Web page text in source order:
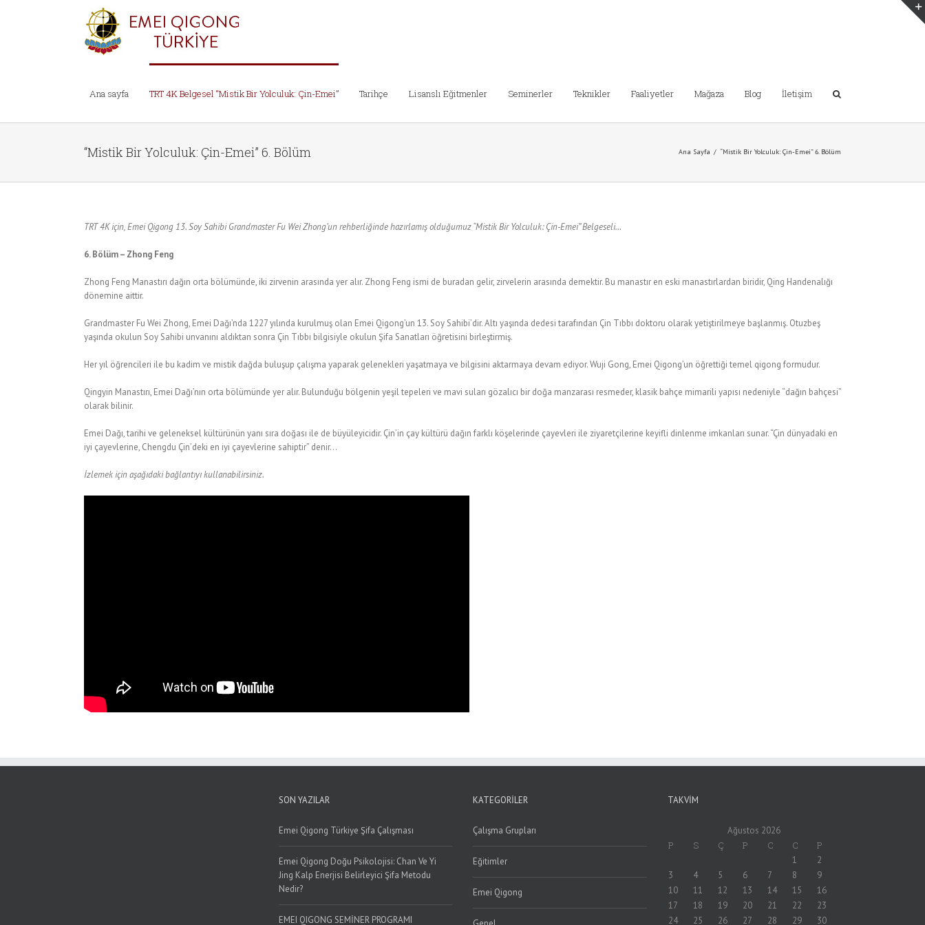
Ana sayfa TRT 4K Belgesel “Mistik Bir Yolculuk: Çin-Emei” Tarihçe Lisanslı Eğitmenler Seminerler Teknikler Faaliyetler Mağaza Blog İletişim
“Mistik Bir Yolculuk: Çin-Emei” 6. Bölüm Ana Sayfa / “Mistik Bir Yolculuk: Çin-Emei” 6. Bölüm
TRT 4K için, Emei Qigong 13. Soy Sahibi Grandmaster Fu Wei Zhong’un rehberliğinde hazırlamış olduğumuz “Mistik Bir Yolculuk: Çin-Emei” Belgeseli…
6. Bölüm – Zhong Feng
Zhong Feng Manastırı dağın orta bölümünde, iki zirvenin arasında yer alır. Zhong Feng ismi de buradan gelir, zirvelerin arasında demektir. Bu manastır en eski manastırlardan biridir, Qing Handenalığı
dönemine aittir.
Grandmaster Fu Wei Zhong, Emei Dağı’nda 1227 yılında kurulmuş olan Emei Qigong’un 13. Soy Sahibi’dir.Altı yaşında dedesi tarafından Çin Tıbbı doktoru olarak yetiştirilmeye başlanmış. Otuzbeş
yaşında okulun Soy Sahibi unvanını aldıktan sonra Çin Tıbbı bilgisiyle okulun Şifa Sanatları öğretisini birleştirmiş.
Her yıl öğrencileri ile bu kadim ve mistik dağda buluşup çalışma yaparak gelenekleri yaşatmaya ve bilgisini aktarmaya devam ediyor. Wuji Gong, Emei Qigong’un öğrettiği temel qigong formudur.
Qingyin Manastırı, Emei Dağı’nın orta bölümünde yer alır. Bulunduğu bölgenin yeşil tepeleri ve mavi suları gözalıcı bir doğa manzarası resmeder, klasik bahçe mimarili yapısı nedeniyle “dağın bahçesi”
olarak bilinir.
Emei Dağı, tarihi ve geleneksel kültürünün yanı sıra doğası ile de büyüleyicidir. Çin’in çay kültürü dağın farklı köşelerinde çayevleri ile ziyaretçilerine keyifli dinlenme imkanları sunar. “Çin dünyadaki en
iyi çayevlerine, Chengdu Çin’deki en iyi çayevlerine sahiptir” denir…
İzlemek için aşağıdaki bağlantıyı kullanabilirsiniz.
SON YAZILAR
Emei Qigong Türkiye Şifa Çalışması
Emei Qigong Doğu Psikolojisi: Chan Ve Yi
Jing Kalp Enerjisi Belirleyici Şifa Metodu
Nedir?
EMEI QIGONG SEMİNER PROGRAMI
KATEGORILER
Çalışma Grupları
Eğitimler
Emei Qigong
TAKVIM
Ağustos 2026
P S Ç P C C P
1
2
3
4 5 6 7 8
9
10
11 12 13 14 15
16
17
18 19 20 21 22
23
24
25 26 27 28 29 30